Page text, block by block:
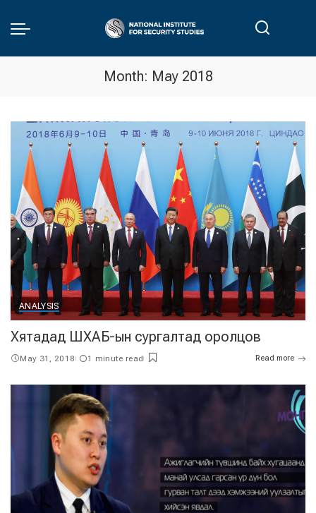
Month: May 2018
ANALYSIS
Хятадад ШХАБ-ын сургалтад оролцов
May 31, 2018 1 minute read Read more